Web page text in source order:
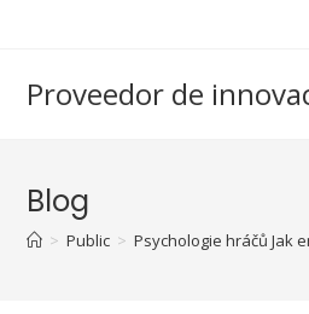
Proveedor de
Blog
> Public > Psychologie hráčů Jak